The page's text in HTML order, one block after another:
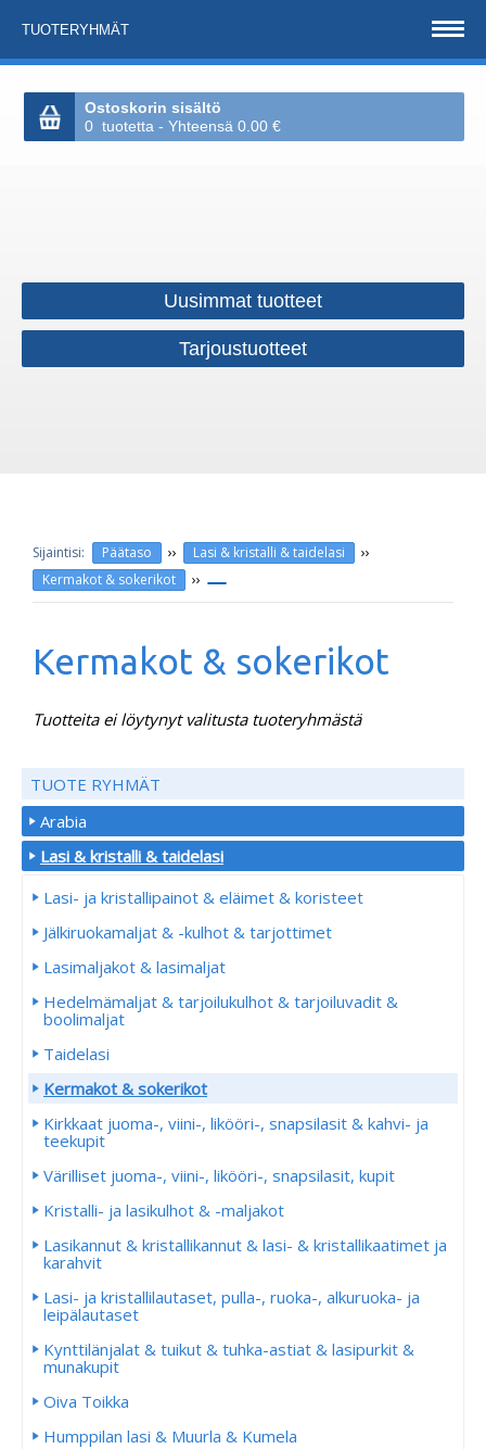
TUOTERYHMÄT
Ostoskorin sisältö
0 tuotetta - Yhteensä 0.00 €
Uusimmat tuotteet
Tarjoustuotteet
Päätaso ›› Lasi & kristalli & taidelasi ››
Kermakot & sokerikot ››
Kermakot & sokerikot
Tuotteita ei löytynyt valitusta tuoteryhmästä
TUOTE RYHMÄT
Arabia
Lasi & kristalli & taidelasi
Lasi- ja kristallipainot & eläimet & koristeet
Jälkiruokamaljat & -kulhot & tarjottimet
Lasimaljakot & lasimaljat
Hedelmämaljat & tarjoilukulhot & tarjoiluvadit &
boolimaljat
Taidelasi
Kermakot & sokerikot
Kirkkaat juoma-, viini-, likööri-, snapsilasit & kahvi- ja
teekupit
Värilliset juoma-, viini-, likööri-, snapsilasit, kupit
Kristalli- ja lasikulhot & -maljakot
Lasikannut & kristallikannut & lasi- & kristallikaatimet ja
karahvit
Lasi- ja kristallilautaset, pulla-, ruoka-, alkuruoka- ja
leipälautaset
Kynttilänjalat & tuikut & tuhka-astiat & lasipurkit &
munakupit
Oiva Toikka
Humppilan lasi & Muurla & Kumela